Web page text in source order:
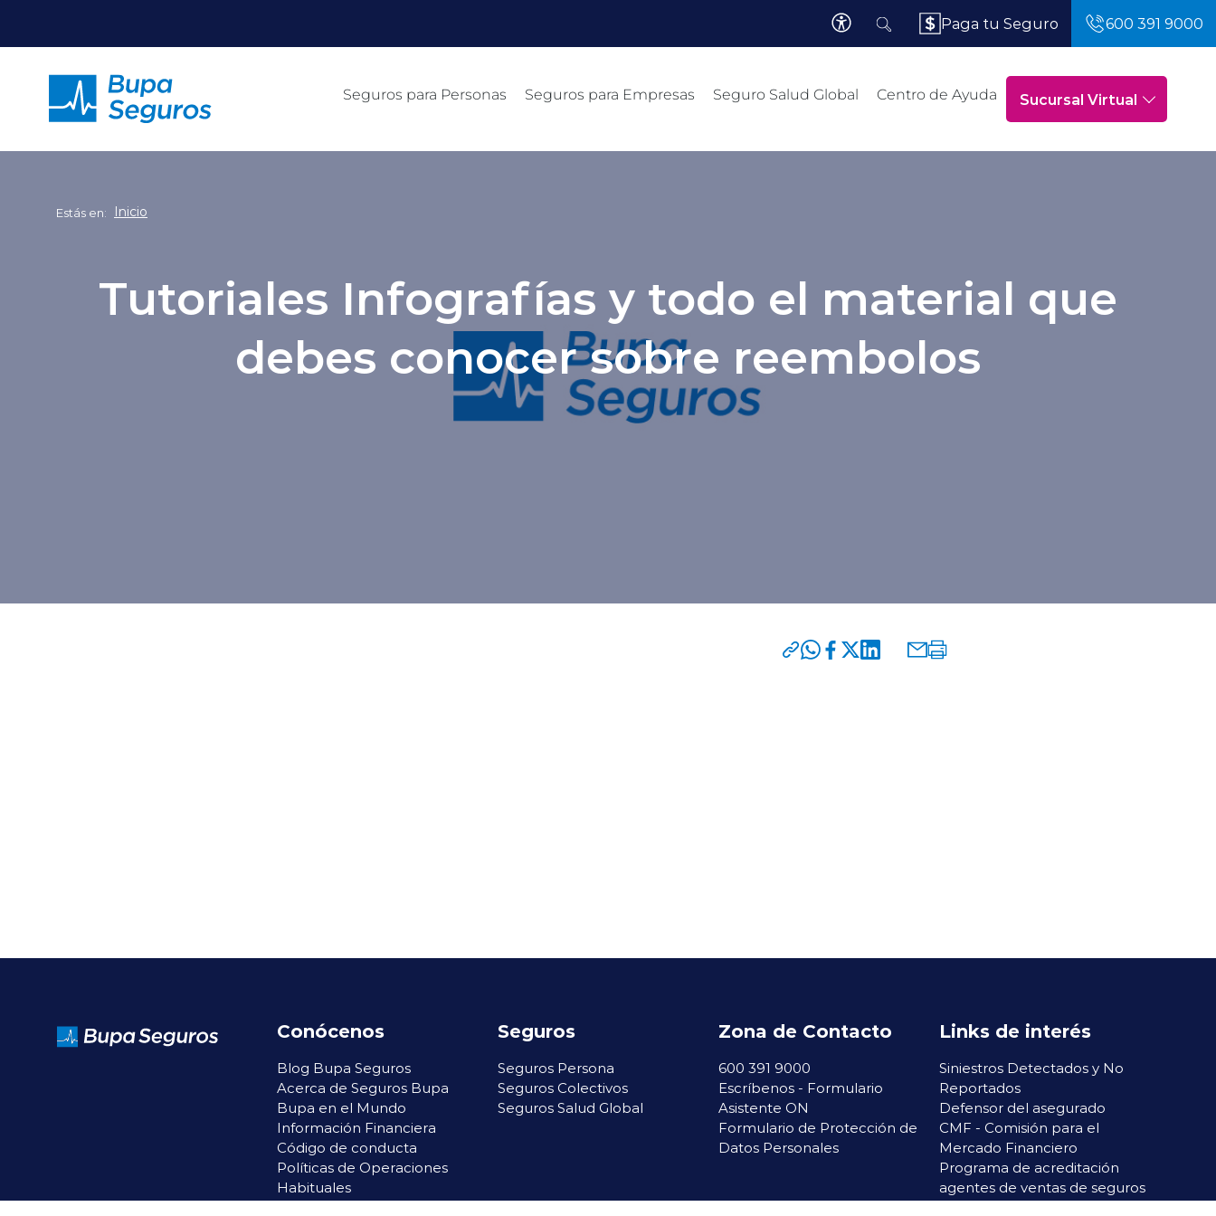
Paga tu Seguro
600 391 9000
Seguros para Personas Seguros para Empresas Seguro Salud Global Centro de Ayuda Sucursal Virtual
Estás en: Inicio
Tutoriales Infografías y todo el material que
debes conocer sobre reembolos
Conócenos
Blog Bupa Seguros
Acerca de Seguros Bupa
Bupa en el Mundo
Información Financiera
Código de conducta
Políticas de Operaciones
Habituales
Seguros
Seguros Persona
Seguros Colectivos
Seguros Salud Global
Zona de Contacto
600 391 9000
Escríbenos - Formulario
Asistente ON
Formulario de Protección de
Datos Personales
Links de interés
Siniestros Detectados y No
Reportados
Defensor del asegurado
CMF - Comisión para el
Mercado Financiero
Programa de acreditación
agentes de ventas de seguros